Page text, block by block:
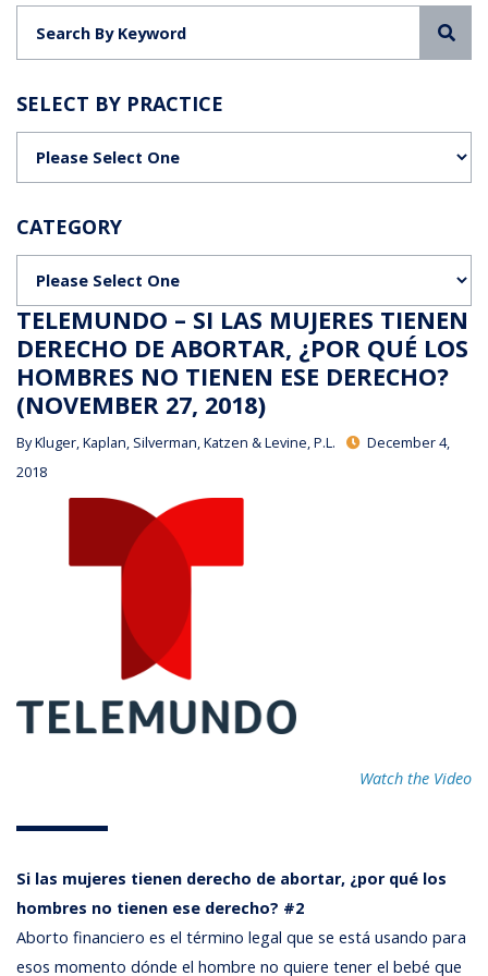
SELECT BY PRACTICE
CATEGORY
TELEMUNDO – SI LAS MUJERES TIENEN
DERECHO DE ABORTAR, ¿POR QUÉ LOS
HOMBRES NO TIENEN ESE DERECHO?
(NOVEMBER 27, 2018)
ByKluger, Kaplan, Silverman, Katzen & Levine, P.L.
December 4,
2018
Watch the Video
Si las mujeres tienen derecho de abortar, ¿por qué los
hombres no tienen ese derecho? #2
Aborto financiero es el término legal que se está usando para
esos momento dónde el hombre no quiere tener el bebé que